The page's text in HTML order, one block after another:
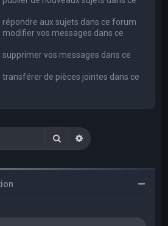
répondre aux sujets dans ce forum
modifier vos messages dans ce
supprimer vos messages dans ce
transférer de pièces jointes dans ce
RechercherRecherche avancée